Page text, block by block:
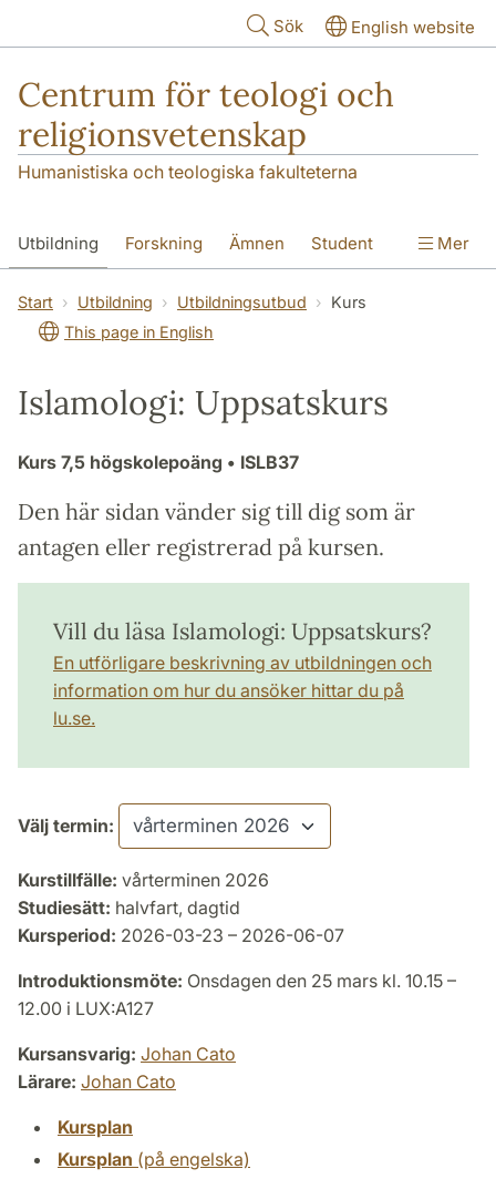
Sök English website
Centrum för teologi och
religionsvetenskap
Humanistiska och teologiska fakulteterna
Utbildning Forskning Ämnen Student
Institutionen
Mer
Start Utbildning Utbildningsutbud
Kurs
This page in English
Islamologi: Uppsatskurs
Kurs 7,5 högskolepoäng • ISLB37
Den här sidan vänder sig till dig som är
antagen eller registrerad på kursen.
Vill du läsa Islamologi: Uppsatskurs?
En utförligare beskrivning av utbildningen och
information om hur du ansöker hittar du på
lu.se.
Välj termin:
Kurstillfälle: vårterminen 2026
Studiesätt: halvfart, dagtid
Kursperiod: 2026-03-23 – 2026-06-07
Introduktionsmöte: Onsdagen den 25 mars kl. 10.15 –
12.00 i LUX:A127
Kursansvarig: Johan Cato
Lärare: Johan Cato
Kursplan
Kursplan (på engelska)